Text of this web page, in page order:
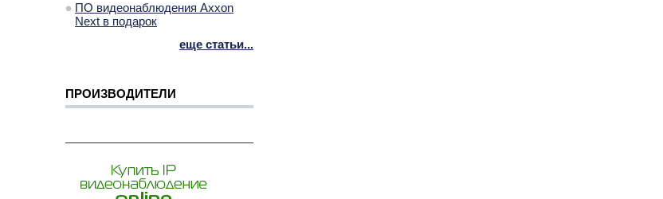
ПО видеонаблюдения Axxon
Next в подарок
еще статьи...
ПРОИЗВОДИТЕЛИ